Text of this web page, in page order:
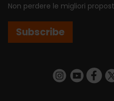
Non perdere le migliori
Subscribe
https://https://https://